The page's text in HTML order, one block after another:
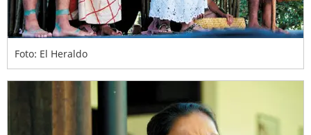
Foto: El Heraldo